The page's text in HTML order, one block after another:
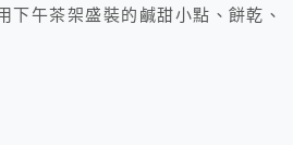
下午茶架盛裝的鹹甜小點、餅乾、